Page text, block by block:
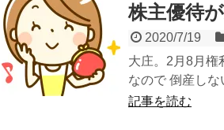
株主優待
2020/7/19
大庄。2月8月権
なので 倒産し
記事を読む